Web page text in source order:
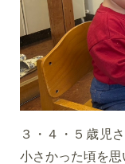
３・４・５歳児
小さかった頃を思